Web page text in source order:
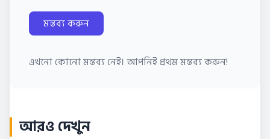
মন্তব্য করুন
এখনো কোনো মন্তব্য নেই। আপনিই প্রথম মন্তব্য করুন!
আরও দেখুন